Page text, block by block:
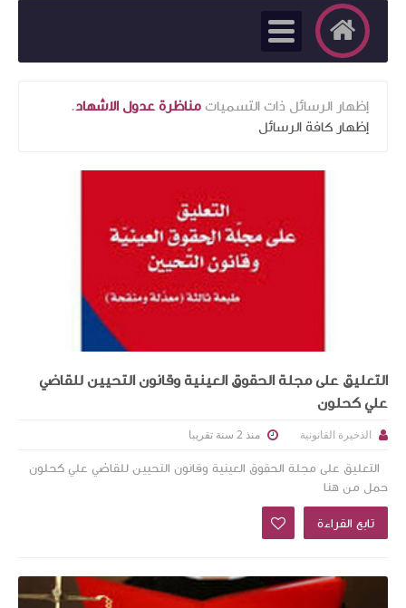
‏إظهار الرسائل ذات التسميات مناظرة عدول الاشهاد.
إظهار كافة الرسائل
التعليق على مجلة الحقوق العينية وقانون التحيين للقاضي
علي كحلون
الذخيرة القانونية منذ 2 سنة تقريبا
التعليق على مجلة الحقوق العينية وقانون التحيين للقاضي علي كحلون
حمل من هنا
تابع القراءة